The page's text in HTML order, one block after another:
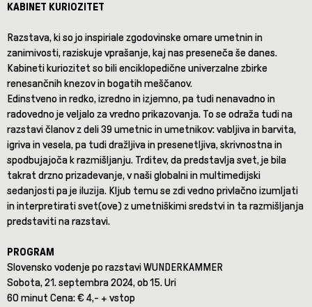
KABINET KURIOZITET
Razstava, ki so jo inspiriale zgodovinske omare umetnin in
zanimivosti, raziskuje vprašanje, kaj nas preseneča še danes.
Kabineti kuriozitet so bili enciklopedične univerzalne zbirke
renesančnih knezov in bogatih meščanov.
Edinstveno in redko, izredno in izjemno, pa tudi nenavadno in
radovedno je veljalo za vredno prikazovanja. To se odraža tudi na
razstavi članov z deli 39 umetnic in umetnikov: vabljiva in barvita,
igriva in vesela, pa tudi dražljiva in presenetljiva, skrivnostna in
spodbujajoča k razmišljanju. Trditev, da predstavlja svet, je bila
takrat drzno prizadevanje, v naši globalni in multimedijski
sedanjosti pa je iluzija. Kljub temu se zdi vedno privlačno izumljati
in interpretirati svet(ove) z umetniškimi sredstvi in ta razmišljanja
predstaviti na razstavi.
PROGRAM
Slovensko vodenje po razstavi WUNDERKAMMER
Sobota, 21. septembra 2024, ob 15. Uri
60 minut Cena: € 4,- + vstop